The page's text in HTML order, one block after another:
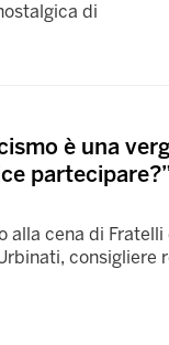
di
è una
alla cena di
consigliere